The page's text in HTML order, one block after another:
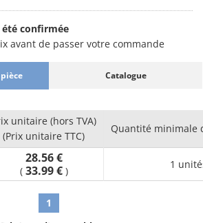
été confirmée
avant de passer votre commande
Catalogue
unitaire (hors TVA)
(Prix unitaire TTC)
Quantité minimale
28.56 €
( 33.99 € )
1
1